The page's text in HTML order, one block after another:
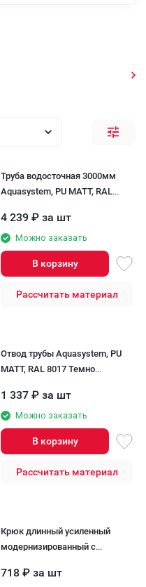
Труба водосточная 3000мм
Aquasystem, PU MATT, RAL
150/100
4 239 ₽ за шт
Можно заказать
В корзину
Рассчитать материал
Отвод трубы Aquasystem, PU
MATT, RAL 8017 Темно
1 337 ₽ за шт
Можно заказать
В корзину
Рассчитать материал
Крюк длинный усиленный
модернизированный с
Aquasystem, PU MATT, RAL
718 ₽ за шт